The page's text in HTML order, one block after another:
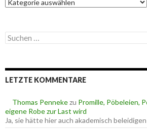
a
g
o
n
S
u
e
n
c
h
:
LETZTE KOMMENTARE
Thomas Pennekezu Promille, Pöbeleien,
eigene Robe zur Last wird
Ja, sie hätte hier auch akademisch